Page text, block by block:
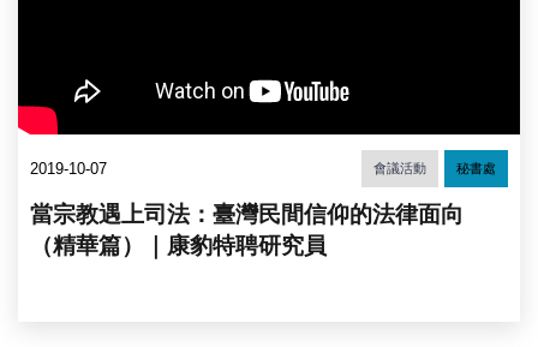
2019-10-07 會議活動 秘書處
當宗教遇上司法：臺灣民間信仰的法律面向
（精華篇）｜康豹特聘研究員